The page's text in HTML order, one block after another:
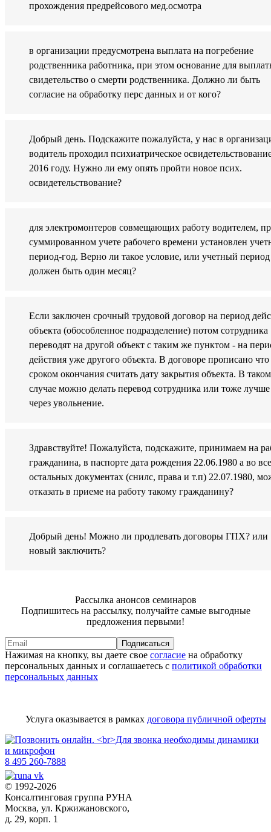
прохождения предрейсового мед.осмотра
в организации предусмотрена выплата на погребение
родственника работника, при этом основание для
свидетельство о смерти родственника. Должно ли быть
согласие на обработку перс данных и от кого?
Добрый день. Подскажите пожалуйста, у нас в
водитель проходил психиатрическое
2016 году. Нужно ли ему опять пройти новое псих.
освидетельствование?
для электромонтеров совмещающих работу водителем,
суммированном учете рабочего времени установлен
период-год. Верно ли такое условие, или учетный период
должен быть один месяц?
Если заключен срочный трудовой договор на период
объекта (обособленное подразделение) потом сотрудника
переводят на другой объект с таким же пунктом - на
действия уже другого объекта. В договоре прописано что
сроком окончания считать дату закрытия объекта. В таком
случае можно делать перевод сотрудника или тоже лучше
через увольнение.
Здравствуйте! Пожалуйста, подскажите, принимаем на
гражданина, в паспорте дата рождения 22.06.1980 а во
остальных документах (снилс, права и т.п) 22.07.1980,
отказать в приеме на работу такому гражданину?
Добрый день! Можно ли продлевать договоры ГПХ? или
новый заключить?
Рассылка анонсов семинаров
Подпишитесь на рассылку, получайте самые выгодные
предложения первыми!
Подписаться
Нажимая на кнопку, вы даете свое согласие на обработку
персональных данных и соглашаетесь с политикой обработки
персональных данных
Услуга оказывается в рамках договора публичной оферты
8 495 260-7888
© 1992-2026
Консалтинговая группа РУНА
Москва, ул. Кржижановского,
д. 29, корп. 1